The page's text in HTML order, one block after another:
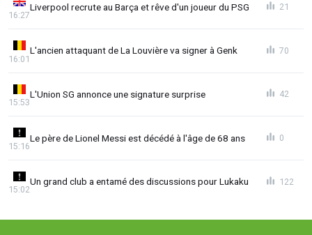
Liverpool recrute au Barça et rêve d'un joueur du PSG
16:27
21
L'ancien attaquant de La Louvière va signer à Genk
16:01
70
L'Union SG annonce une signature surprise
15:53
42
Le père de Lionel Messi est décédé à l'âge de 68 ans
15:16
0
Un grand club a entamé des discussions pour Lukaku
15:02
122